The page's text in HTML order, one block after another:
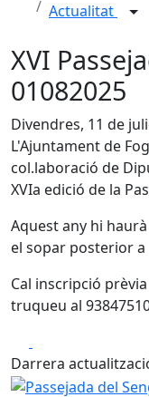
Actualitat
XVI
01082025
Divendres, 11 de
L'Ajuntament de
col.laboració de
XVIa edició de la
Aquest any hi
el sopar posterior a
Cal inscripció
truqueu al
Darrera
Passejada del